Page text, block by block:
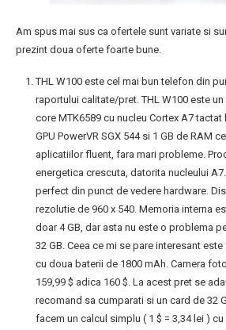
Am spus mai sus ca ofertele sunt variate si
prezint doua oferte foarte bune.
THL W100 este cel mai bun telefon din
raportului calitate/pret. THL W100 este
core MTK6589 cu nucleu Cortex A7 tactat
GPU PowerVR SGX 544 si 1 GB de RAM
aplicatiilor fluent, fara mari probleme.
energetica crescuta, datorita nucleului
perfect din punct de vedere hardware.
rezolutie de 960 x 540. Memoria interna
doar 4 GB, dar asta nu este o problema
32 GB. Ceea ce mi se pare interesant
cu doua baterii de 1800 mAh. Camera
159,99 $ adica 160 $. La acest pret se
recomand sa cumparati si un card de 32
facem un calcul simplu ( 1 $ = 3,34 lei ) cu